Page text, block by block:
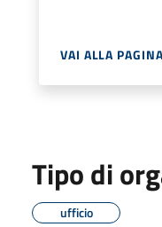
VAI ALLA PAGINA
Tipo di
ufficio